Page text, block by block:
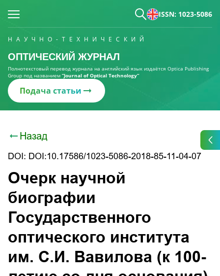
ISSN: 1023-5086
НАУЧНО-ТЕХНИЧЕСКИЙ
ОПТИЧЕСКИЙ ЖУРНАЛ
Полнотекстовый перевод журнала на английский язык издаётся Optica Publishing
Group под названием “Journal of Optical Technology“
Подача статьи
Назад
DOI: DOI:10.17586/1023-5086-2018-85-11-04-07
Очерк научной
биографии
Государственного
оптического института
им. С.И. Вавилова (к 100-